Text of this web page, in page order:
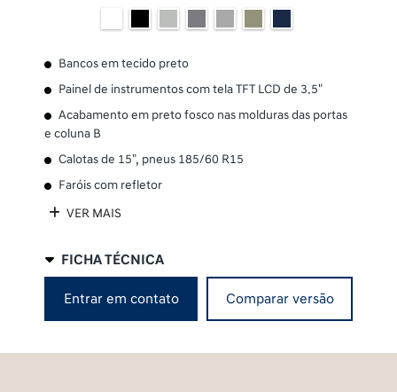
Bancos em tecido preto
Painel de instrumentos com tela TFT LCD de 3.5"
Acabamento em preto fosco nas molduras das portas
e coluna B
Calotas de 15", pneus 185/60 R15
Faróis com refletor
VER MAIS
FICHA TÉCNICA
Entrar em contato Comparar versão